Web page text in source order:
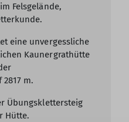
Felsgelände,
eine unvergessliche
Kaunergrathütte
m.
Übungsklettersteig
Hütte.